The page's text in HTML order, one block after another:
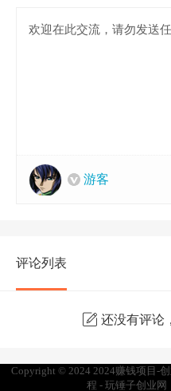
游客
评论列表
还没有评论
Copyright © 2024 2024赚钱项目-
程 - 玩锤子创业网